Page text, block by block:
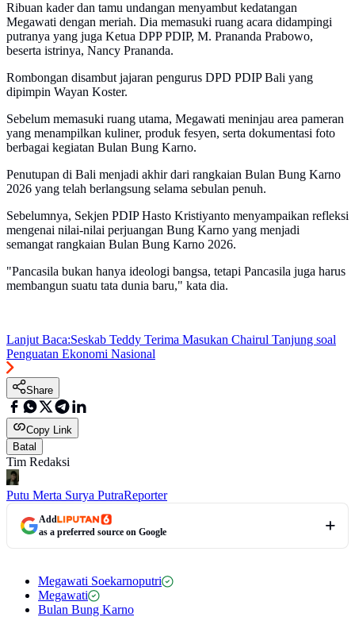
Ribuan kader dan tamu undangan menyambut kedatangan
Megawati dengan meriah. Dia memasuki ruang acara didampingi
putranya yang juga Ketua DPP PDIP, M. Prananda Prabowo,
beserta istrinya, Nancy Prananda.
Rombongan disambut jajaran pengurus DPD PDIP Bali yang
dipimpin Wayan Koster.
Sebelum memasuki ruang utama, Megawati meninjau area pameran
yang menampilkan kuliner, produk fesyen, serta dokumentasi foto
berbagai kegiatan Bulan Bung Karno.
Penutupan di Bali menjadi akhir dari rangkaian Bulan Bung Karno
2026 yang telah berlangsung selama sebulan penuh.
Sebelumnya, Sekjen PDIP Hasto Kristiyanto menyampaikan refleksi
mengenai nilai-nilai perjuangan Bung Karno yang menjadi
semangat rangkaian Bulan Bung Karno 2026.
"Pancasila bukan hanya ideologi bangsa, tetapi Pancasila juga harus
membangun suatu tata dunia baru," kata dia.
Lanjut Baca:Seskab Teddy Terima Masukan Chairul Tanjung soal
Penguatan Ekonomi Nasional
Share
Copy Link
Batal
Tim Redaksi
Putu Merta Surya PutraReporter
Add
as a preferred source on Google
Megawati Soekarnoputri
Megawati
Bulan Bung Karno